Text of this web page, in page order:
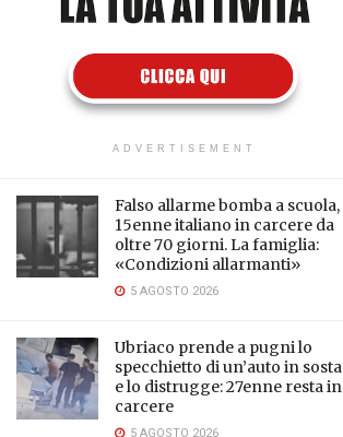
ADVERTISEMENT
Falso allarme bomba a scuola,
15enne italiano in carcere da
oltre 70 giorni. La famiglia:
«Condizioni allarmanti»
5 AGOSTO 2026
Ubriaco prende a pugni lo
specchietto di un’auto in sosta
e lo distrugge: 27enne resta in
carcere
5 AGOSTO 2026